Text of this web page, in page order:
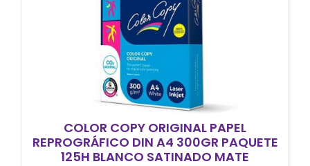
COLOR COPY ORIGINAL PAPEL
REPROGRÁFICO DIN A4 300GR PAQUETE
125H BLANCO SATINADO MATE